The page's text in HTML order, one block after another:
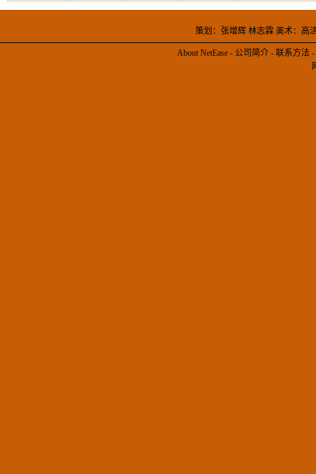
策划：张增辉 林志霖 美术：
About NetEase - 公司简介 - 联系方法 -